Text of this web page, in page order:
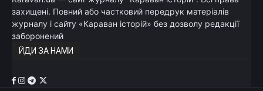
захищені. Повний або частковий передрук матеріалів
журналу і сайту «Караван історій» без дозволу редакції
заборонений
ЙДИ ЗА НАМИ